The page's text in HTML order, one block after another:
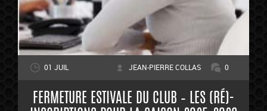
01 JUIL JEAN-PIERRE COLLAS 0
FERMETURE ESTIVALE DU CLUB – LES (RÉ)-